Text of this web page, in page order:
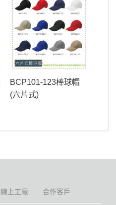
BCP101-123棒球帽
(六片式)
線上工廠 合作客戶